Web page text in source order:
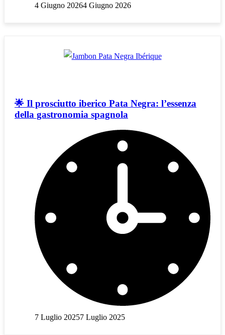
4 Giugno 20264 Giugno 2026
🌟 Il prosciutto iberico Pata Negra: l’essenza
della gastronomia spagnola
7 Luglio 20257 Luglio 2025